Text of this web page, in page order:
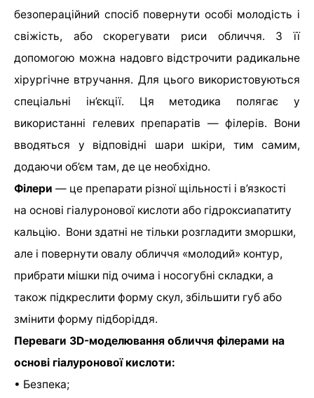
безопераційний спосіб повернути особі молодість і
свіжість, або скорегувати риси обличчя. З її
допомогою можна надовго відстрочити радикальне
хірургічне втручання. Для цього використовуються
спеціальні ін’єкції. Ця методика полягає у
використанні гелевих препаратів — філерів. Вони
вводяться у відповідні шари шкіри, тим самим,
додаючи об’єм там, де це необхідно.
Філери — це препарати різної щільності і в’язкості
на основі гіалуронової кислоти або гідроксиапатиту
кальцію. Вони здатні не тільки розгладити зморшки,
але і повернути овалу обличчя «молодий» контур,
прибрати мішки під очима і носогубні складки, а
також підкреслити форму скул, збільшити губ або
змінити форму підборіддя.
Переваги 3D-моделювання обличчя філерами на
основі гіалуронової кислоти:
• Безпека;